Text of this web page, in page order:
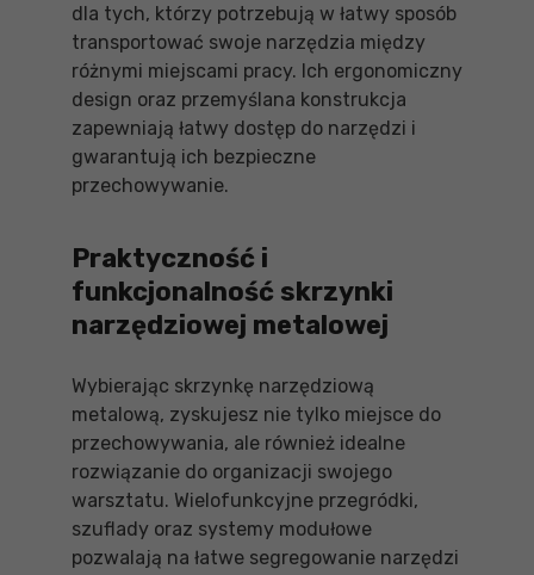
dla tych, którzy potrzebują w łatwy sposób
transportować swoje narzędzia między
różnymi miejscami pracy. Ich ergonomiczny
design oraz przemyślana konstrukcja
zapewniają łatwy dostęp do narzędzi i
gwarantują ich bezpieczne
przechowywanie.
Praktyczność i
funkcjonalność skrzynki
narzędziowej metalowej
Wybierając skrzynkę narzędziową
metalową, zyskujesz nie tylko miejsce do
przechowywania, ale również idealne
rozwiązanie do organizacji swojego
warsztatu. Wielofunkcyjne przegródki,
szuflady oraz systemy modułowe
pozwalają na łatwe segregowanie narzędzi